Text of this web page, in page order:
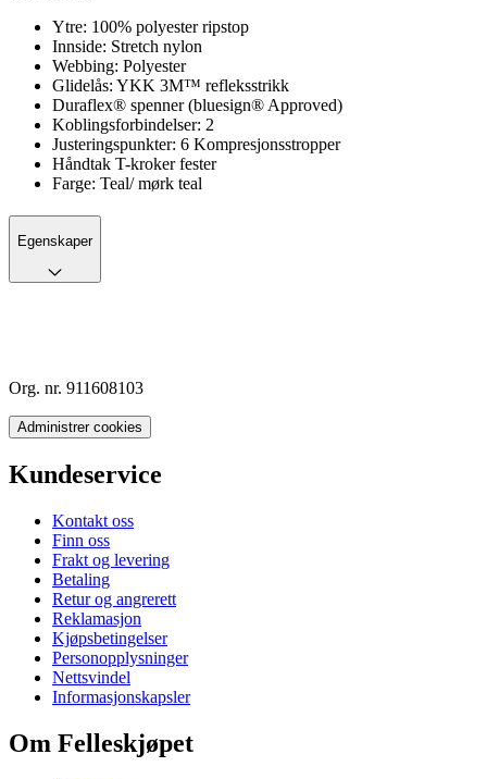
Ytre: 100% polyester ripstop
Innside: Stretch nylon
Webbing: Polyester
Glidelås: YKK 3M™ refleksstrikk
Duraflex® spenner (bluesign® Approved)
Koblingsforbindelser: 2
Justeringspunkter: 6 Kompresjonsstropper
Håndtak T-kroker fester
Farge: Teal/ mørk teal
Egenskaper
Org. nr. 911608103
Administrer cookies
Kundeservice
Kontakt oss
Finn oss
Frakt og levering
Betaling
Retur og angrerett
Reklamasjon
Kjøpsbetingelser
Personopplysninger
Nettsvindel
Informasjonskapsler
Om Felleskjøpet